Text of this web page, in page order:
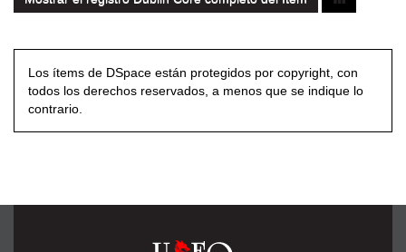
Los ítems de DSpace están protegidos por copyright, con
todos los derechos reservados, a menos que se indique lo
contrario.